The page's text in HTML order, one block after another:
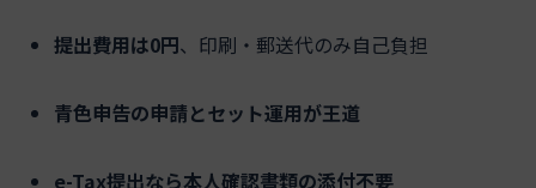
提出費用は0円、印刷・郵送代のみ自己負担
青色申告の申請とセット運用が王道
e-Tax提出なら本人確認書類の添付不要